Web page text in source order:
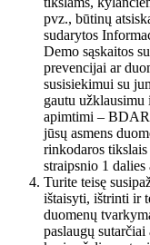
pvz., būtinų
sudarytos
Demo sąskaitos
prevencijai ar
susisiekimui su
gautu
apimtimi – BDAR
jūsų asmens
rinkodaros
straipsnio 1 dalies
Turite teisę
ištaisyti, ištrinti ir
duomenų
paslaugų sutarčiai